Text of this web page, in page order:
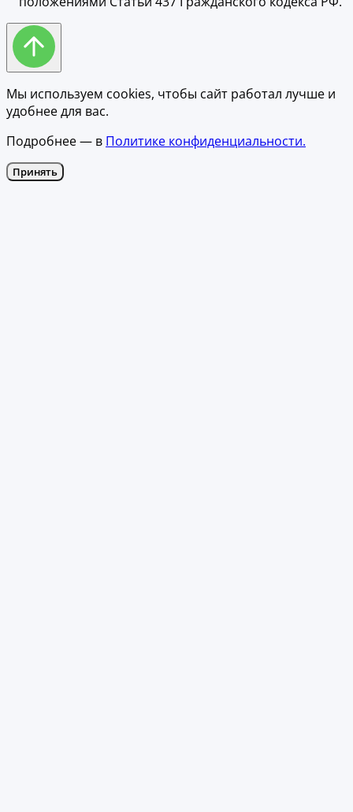
Мы используем cookies, чтобы сайт работал лучше и
удобнее для вас.
Подробнее — в Политике конфиденциальности.
Принять